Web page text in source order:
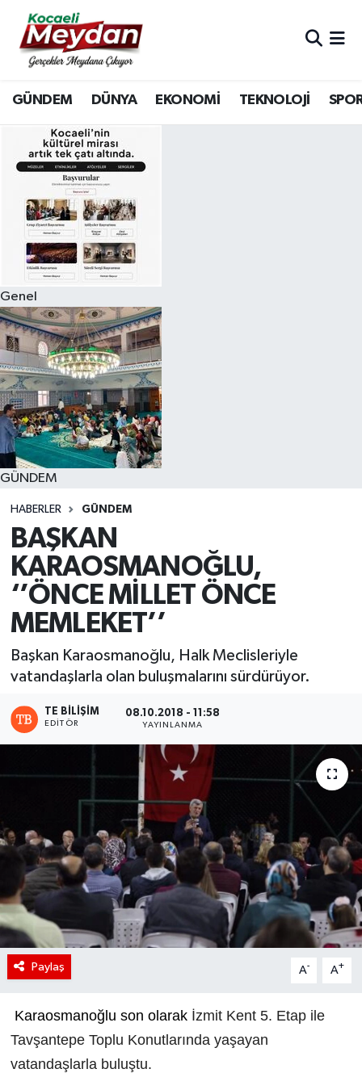
GÜNDEM DÜNYA EKONOMİ TEKNOLOJİ
Genel
GÜNDEM
HABERLER GÜNDEM
BAŞKAN
KARAOSMANOĞLU,
‘’ÖNCE MİLLET ÖNCE
MEMLEKET’’
Başkan Karaosmanoğlu, Halk Meclisleriyle
vatandaşlarla olan buluşmalarını sürdürüyor.
TE BILIŞIM
EDITÖR
08.10.2018 - 11:58
YAYINLANMA
Paylaş A- A+
Karaosmanoğlu son olarak İzmit Kent 5. Etap ile
Tavşantepe Toplu Konutlarında yaşayan
vatandaşlarla buluştu.
Nöbetçi Eczaneler
Hava Durumu
Trafik Durumu
Süper Lig Puan Durumu ve Fikstür
Tüm Manşetler
Son Dakika Haberleri
Haber Arşivi